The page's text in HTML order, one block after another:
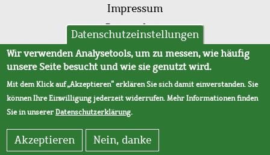
Impressum
Datenschutz
AVB
Datenschutzeinstellungen
Wir verwenden Analysetools, um zu messen, wie häufig
unsere Seite besucht und wie sie genutzt wird.
Mit dem Klick auf „Akzeptieren“ erklären Sie sich damit einverstanden. Sie
können Ihre Einwilligung jederzeit widerrufen. Mehr Informationen finden
Sie in unsererDatenschutzerklärung.
Akzeptieren Nein, danke